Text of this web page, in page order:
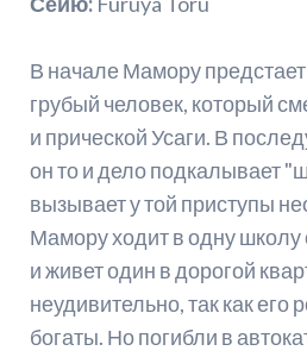
В начале Мамору
грубый человек, который
и прической Усаги. В
он то и дело подкалывает
вызывает у той приступы
Мамору ходит в одну школу
и живет один в дорогой
неудивительно, так как его
богаты. Но погибли в